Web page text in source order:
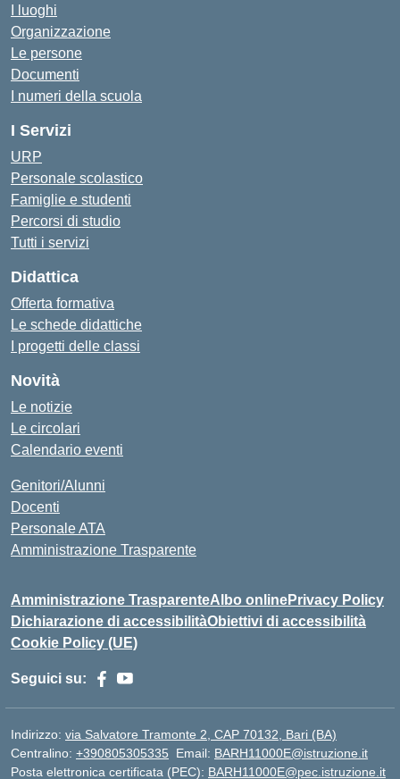
I luoghi
Organizzazione
Le persone
Documenti
I numeri della scuola
I Servizi
URP
Personale scolastico
Famiglie e studenti
Percorsi di studio
Tutti i servizi
Didattica
Offerta formativa
Le schede didattiche
I progetti delle classi
Novità
Le notizie
Le circolari
Calendario eventi
Genitori/Alunni
Docenti
Personale ATA
Amministrazione Trasparente
Amministrazione TrasparenteAlbo onlinePrivacy Policy
Dichiarazione di accessibilitàObiettivi di accessibilità
Cookie Policy (UE)
Seguici su:
Indirizzo: via Salvatore Tramonte 2, CAP 70132, Bari (BA)
Centralino: +390805305335 Email: BARH11000E@istruzione.it
Posta elettronica certificata (PEC): BARH11000E@pec.istruzione.it